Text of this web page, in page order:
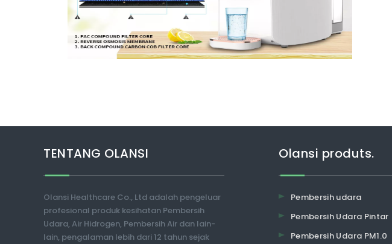
TENTANG OLANSI
Olansi Healthcare Co., Ltd adalah pengeluar
profesional produk kesihatan Pembersih
Udara, Air Hidrogen, Pembersih Air dan lain-
lain, pengalaman lebih dari 12 tahun sejak
Olansi produts.
Pembersih udara
Pembersih Udara Pintar
Pembersih Udara PM1.0